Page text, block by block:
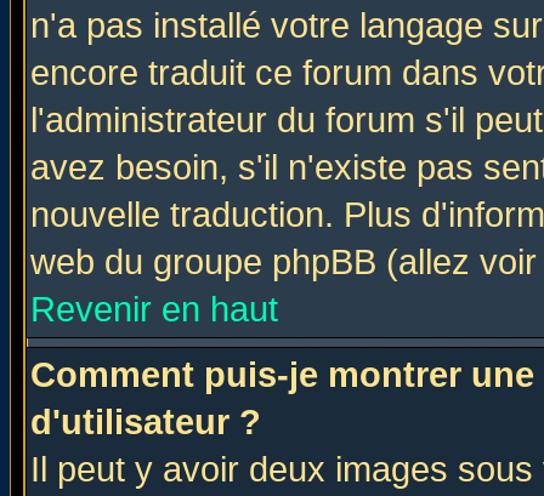
n'a pas installé votre langage
encore traduit ce forum dans
l'administrateur du forum s'il
avez besoin, s'il n'existe pas
nouvelle traduction. Plus
web du groupe phpBB (allez
Revenir en haut
Comment puis-je montrer
d'utilisateur ?
Il peut y avoir deux images